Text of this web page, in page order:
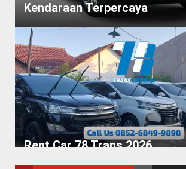
Kendaraan Terpercaya
Rent Car 78 Trans 2026